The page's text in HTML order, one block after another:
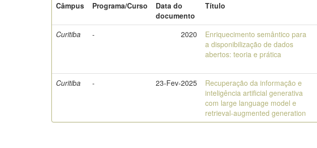
Câmpus
Programa/Curso
Data do
documento
Título
Curitiba - 2020
Enriquecimento semântico para
a disponibilização de dados
abertos: teoria e prática
Curitiba
- 23-Fev-2025
Recuperação da informação e
inteligência artificial generativa
com large language model e
retrieval-augmented generation